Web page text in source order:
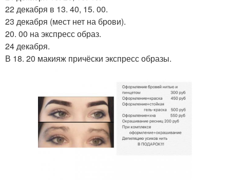
22 декабря в 13. 40, 15. 00.
23 декабря (мест нет на брови).
20. 00 на экспресс образ.
24 декабря.
В 18. 20 макияж причёски экспресс образы.